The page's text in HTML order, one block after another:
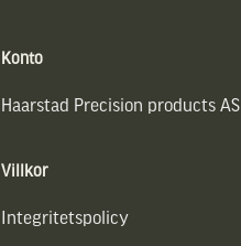
Konto
Haarstad Precision products AS
Villkor
Integritetspolicy